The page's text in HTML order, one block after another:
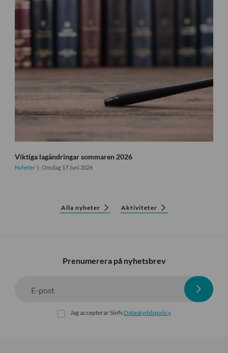
Viktiga lagändringar sommaren 2026
Nyheter Onsdag 17 Juni 2026
Alla nyheter Aktiviteter
Prenumerera på nyhetsbrev
E-post
Jag accepterar Sinfs Dataskyddspolicy